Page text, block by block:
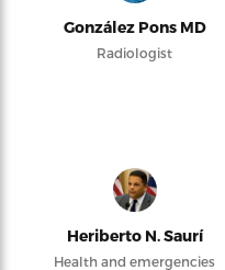
González Pons MD
Radiologist
Heriberto N. Saurí
Health and emergencies